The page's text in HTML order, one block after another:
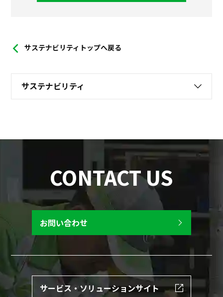
サステナビリティトップへ戻る
サステナビリティ
CONTACT US
お問い合わせ
サービス・ソリューションサイト